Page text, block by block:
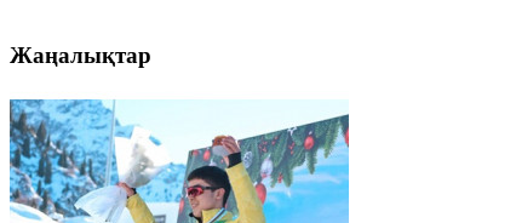
Жаңалықтар